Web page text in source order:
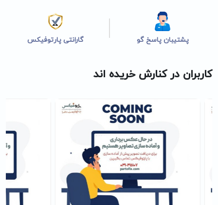
پشتیبان پاسخ گو گارانتی پارتوفیکس
کاربران در کنارش خریده اند